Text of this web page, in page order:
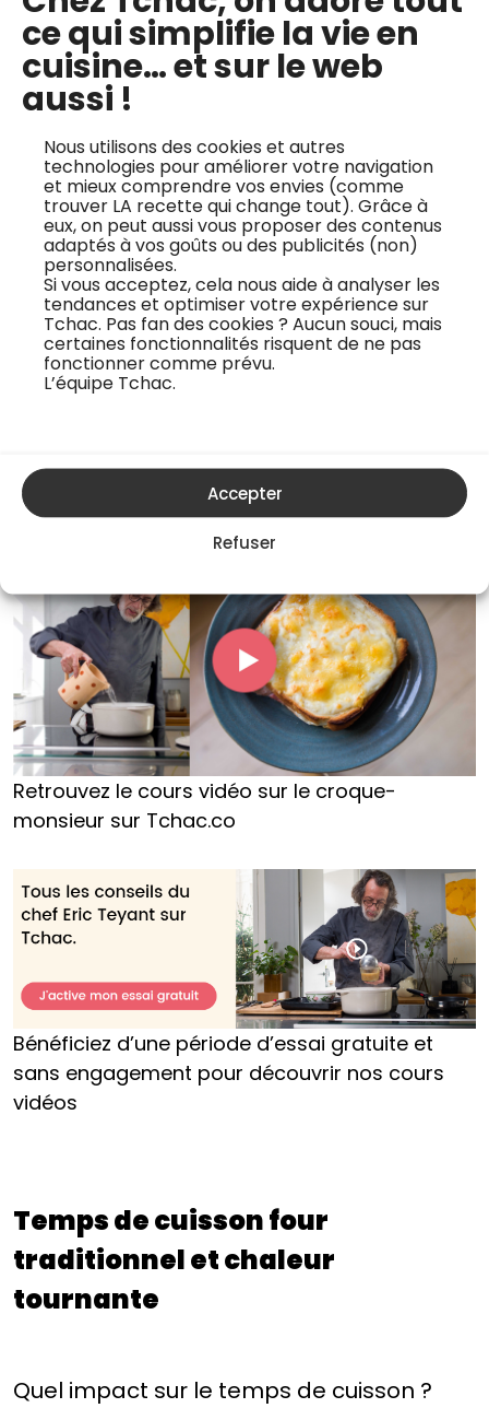
ce qui simplifie la vie en
cuisine… et sur le web
aussi !
Nous utilisons des cookies et autres
technologies pour améliorer votre navigation
et mieux comprendre vos envies (comme
trouver LA recette qui change tout). Grâce à
eux, on peut aussi vous proposer des contenus
adaptés à vos goûts ou des publicités (non)
personnalisées.
Si vous acceptez, cela nous aide à analyser les
tendances et optimiser votre expérience sur
Tchac. Pas fan des cookies ? Aucun souci, mais
certaines fonctionnalités risquent de ne pas
fonctionner comme prévu.
L’équipe Tchac.
Accepter
Refuser
Le four mode grill
Pour aller plus loin sur le mode grill
Le chef Eric Teyant partage sa recette de croque-
monsieur sur Tchac. La cuisson ducroque-monsieur
commence par une dizaine de minutes dans un four
chaleur tournante, pour une bonne répartition de la
chaleur, puis termine par un court passage dans le four
en mode grill, pour créer une jolie croûte dorée. Dans son
cours vidéo, le chef étoilé Eric Teyant vous explique les
décliner vos croque-monsieur à l’infini au fil de l’année,
et la clé pour réussir la cuisson parfaite au four !
Retrouvez le cours vidéo sur le croque-
monsieur sur Tchac.co
Bénéficiez d’une période d’essai gratuite et
sans engagement pour découvrir nos cours
vidéos
Temps de cuisson four
traditionnel et chaleur
tournante
Quel impact sur le temps de cuisson ?